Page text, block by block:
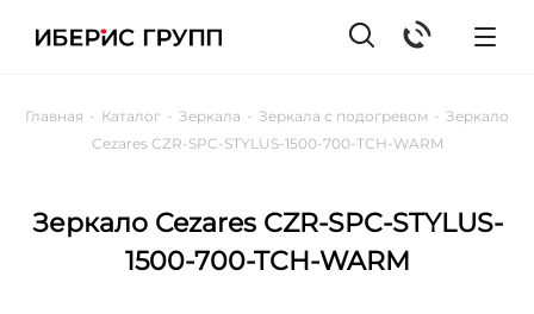
Главная - Каталог - Зеркала - Зеркала с подогревом - Зеркало
Cezares CZR-SPC-STYLUS-1500-700-TCH-WARM
Зеркало Cezares CZR-SPC-STYLUS-
1500-700-TCH-WARM